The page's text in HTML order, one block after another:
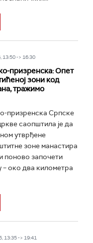
-> 16:30
призренска: Опет
зони код
тражимо
призренска Српске
саопштила је да
утврђене
зоне манастира
поново започети
– око два километра
13:35 -> 19:41